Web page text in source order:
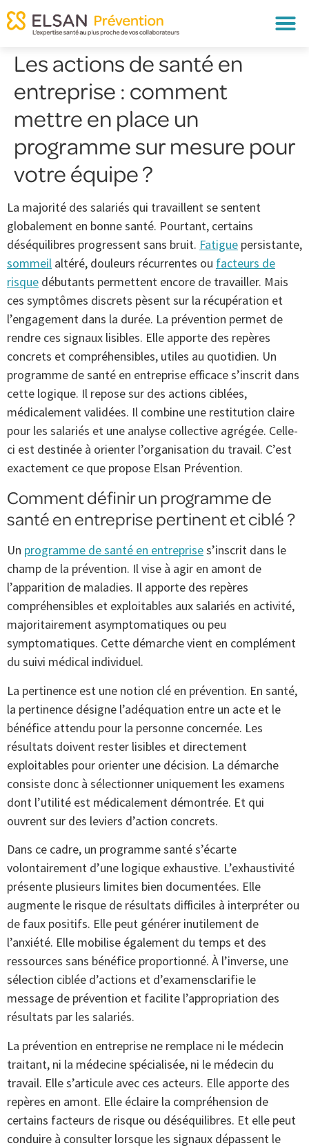
Les actions de santé en
entreprise : comment
mettre en place un
programme sur mesure pour
votre équipe ?
La majorité des salariés qui travaillent se sentent
globalement en bonne santé. Pourtant, certains
déséquilibres progressent sans bruit. Fatigue persistante,
sommeil altéré, douleurs récurrentes ou facteurs de
risque débutants permettent encore de travailler. Mais
ces symptômes discrets pèsent sur la récupération et
l’engagement dans la durée. La prévention permet de
rendre ces signaux lisibles. Elle apporte des repères
concrets et compréhensibles, utiles au quotidien. Un
programme de santé en entreprise efficace s’inscrit dans
cette logique. Il repose sur des actions ciblées,
médicalement validées. Il combine une restitution claire
pour les salariés et une analyse collective agrégée. Celle-
ci est destinée à orienter l’organisation du travail. C’est
exactement ce que propose Elsan Prévention.
Comment définir un programme de
santé en entreprise pertinent et ciblé ?
Un programme de santé en entreprises’inscrit dans le
champ de la prévention. Il vise à agir en amont de
l’apparition de maladies. Il apporte des repères
compréhensibles et exploitables aux salariés en activité,
majoritairement asymptomatiques ou peu
symptomatiques. Cette démarche vient en complément
du suivi médical individuel.
La pertinence est une notion clé en prévention. En santé,
la pertinence désigne l’adéquation entre un acte et le
bénéfice attendu pour la personne concernée. Les
résultats doivent rester lisibles et directement
exploitables pour orienter une décision. La démarche
consiste donc à sélectionner uniquement les examens
dont l’utilité est médicalement démontrée. Et qui
ouvrent sur des leviers d’action concrets.
Dans ce cadre, un programme santé s’écarte
volontairement d’une logique exhaustive. L’exhaustivité
présente plusieurs limites bien documentées. Elle
augmente le risque de résultats difficiles à interpréter ou
de faux positifs. Elle peut générer inutilement de
l’anxiété. Elle mobilise également du temps et des
ressources sans bénéfice proportionné. À l’inverse, une
sélection ciblée d’actions et d’examensclarifie le
message de prévention et facilite l’appropriation des
résultats par les salariés.
La prévention en entreprise ne remplace ni le médecin
traitant, ni la médecine spécialisée, ni le médecin du
travail. Elle s’articule avec ces acteurs. Elle apporte des
repères en amont. Elle éclaire la compréhension de
certains facteurs de risque ou déséquilibres. Et elle peut
conduire à consulter lorsque les signaux dépassent le